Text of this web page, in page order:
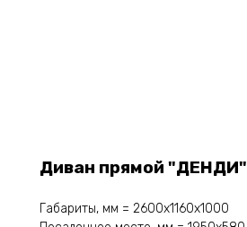
Диван прямой "ДЕНДИ"
Габариты, мм = 2600х1160х1000